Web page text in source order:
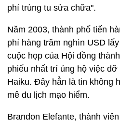
phí trùng tu sửa chữa".
Năm 2003, thành phố tiến
phí hàng trăm nghìn USD
cuộc họp của Hội đồng
phiếu nhất trí ủng hộ việc
Haiku. Đây hẳn là tin không
mê du lịch mạo hiểm.
Brandon Elefante, thành